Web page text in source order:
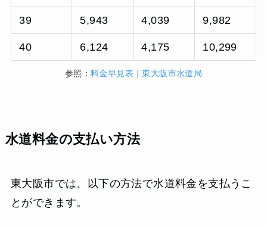
39 5,943 4,039 9,982
40 6,124 4,175 10,299
参照： 料金早見表｜東大阪市水道局
水道料金の支払い方法
東大阪市では、以下の方法で水道料金を支払うこ
とができます。